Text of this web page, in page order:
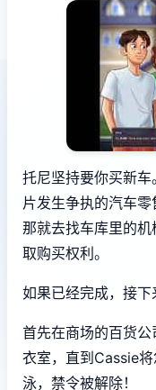
托尼坚持要你买新
片发生争执的汽车零
那就去找车库里的
取购买权利。
如果已经完成，接下
首先在商场的百货
衣室，直到Cassie
泳，禁令被解除！